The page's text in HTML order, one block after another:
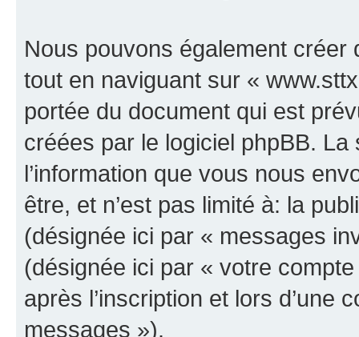
Nous pouvons également
tout en naviguant sur «
portée du document qui est
créées par le logiciel phpBB.
l’information que vous nous
être, et n’est pas limité à: la
(désignée ici par « messages
(désignée ici par « votre
après l’inscription et lors d’une
messages »).